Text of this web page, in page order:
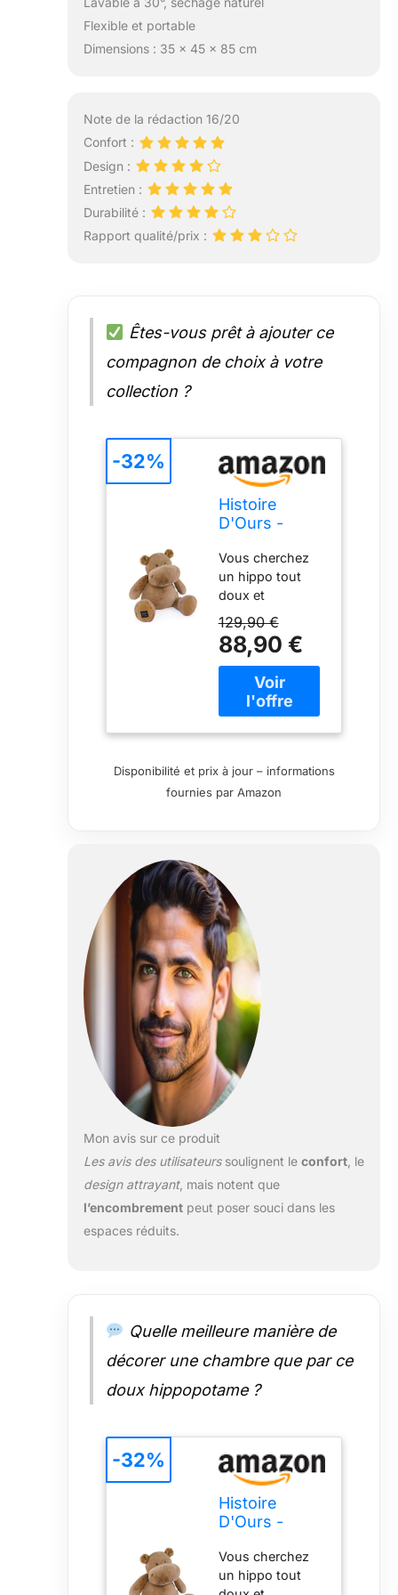
Flexible et portable
Dimensions : 35 x 45 x 85 cm
Note de la rédaction 16/20
Confort :
Design :
Entretien :
Durabilité :
Rapport qualité/prix :
Êtes-vous prêt à ajouter ce
compagnon de choix à votre
collection ?
Histoire
D'Ours -
Hippopotame
- HIPPO -
Chocolat
Chaud - 85 -
HO3205
Vous cherchez
un hippo tout
doux et
réconfortantCet
hippo Chocolat
chaud gourmand
est fait pour vous
Existe en 3 tailles
: 25 cm, 40 cm et
cm Dès la
naissance 100
percent
129,90 €
88,90 €
-32%
Disponibilité et prix à jour – informations
fournies par Amazon
Mon avis sur ce produit
Les avis des utilisateurssoulignent le confort, le
design attrayant, mais notent que
l’encombrementpeut poser souci dans les
espaces réduits.
Quelle meilleure manière de
décorer une chambre que par ce
doux hippopotame ?
Histoire
D'Ours -
Hippopotame
- HIPPO -
Vous cherchez
un hippo tout
-32%